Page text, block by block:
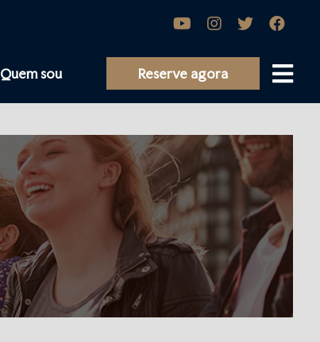
Quem sou Reserve agora